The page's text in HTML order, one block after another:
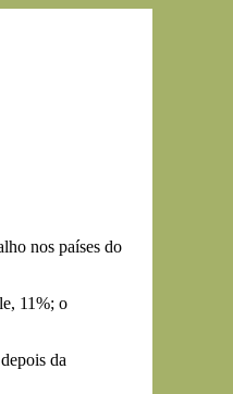
nos países do
11%; o
da